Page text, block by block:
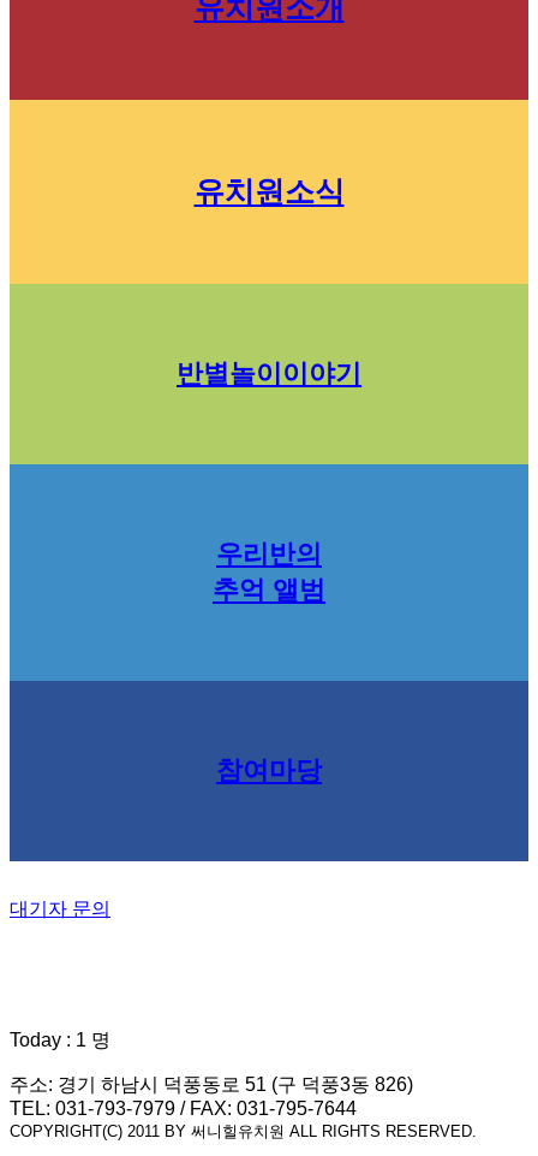
유치원소개
유치원소식
반별놀이이야기
우리반의
추억 앨범
참여마당
대기자 문의
Today : 1 명
주소: 경기 하남시 덕풍동로 51 (구 덕풍3동 826)
TEL: 031-793-7979 / FAX: 031-795-7644
COPYRIGHT(C) 2011 BY 써니힐유치원 ALL RIGHTS RESERVED.